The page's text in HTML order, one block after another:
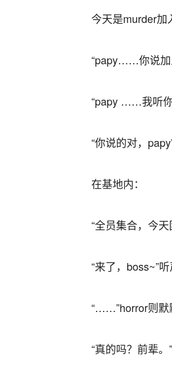
今天是murder加
“papy……你说加
“papy ……我听
“你说的对，
在基地内：
“全员集合，今
“来了，boss~”
“……”horror则默
“真的吗？前辈。”